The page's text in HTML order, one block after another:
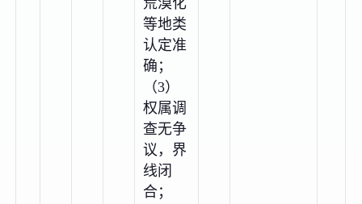
荒漠化
等地类
认定准
确；
（3）
权属调
查无争
议，界
线闭
合；